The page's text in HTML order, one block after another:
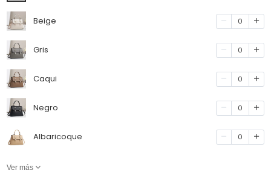
Beige 0
Gris 0
Caqui 0
Negro 0
Albaricoque 0
Ver más